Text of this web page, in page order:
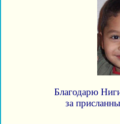
Благодарю
за